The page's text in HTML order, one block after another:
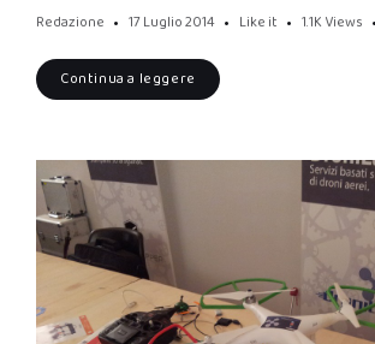
Redazione 17 Luglio 2014 Like it 1.1K Views
Continua a leggere